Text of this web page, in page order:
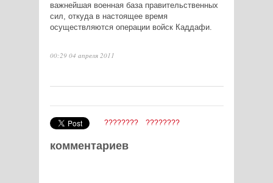
важнейшая военная база правительственных
сил, откуда в настоящее время
осуществляются операции войск Каддафи.
00:29 04 апреля 2011
???????? ????????
комментариев